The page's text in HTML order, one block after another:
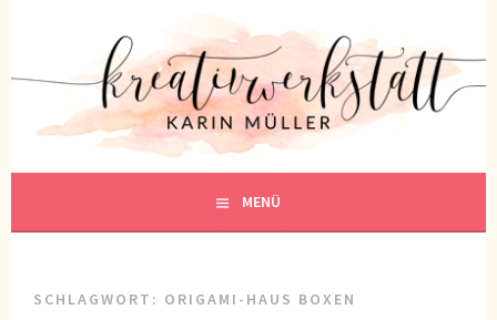
KREATIVWERKSTATT
KREATIV SEIN
MENÜ
SCHLAGWORT: ORIGAMI-HAUS BOXEN